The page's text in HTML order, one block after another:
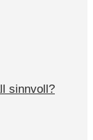
sinnvoll?